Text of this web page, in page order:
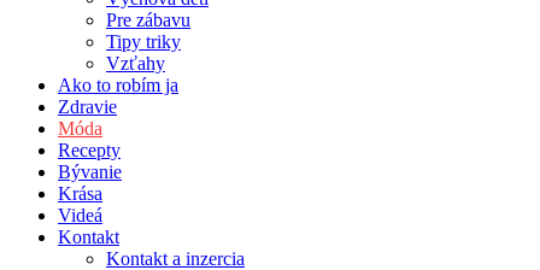
Pre zábavu
Tipy triky
Vzťahy
Ako to robím ja
Zdravie
Móda
Recepty
Bývanie
Krása
Videá
Kontakt
Kontakt a inzercia